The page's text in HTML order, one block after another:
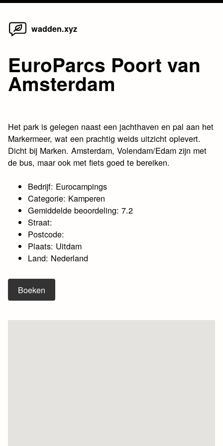
Skip
wadden.xyz
EuroParcs Poort van
Amsterdam
Het park is gelegen naast een jachthaven en pal aan het
Markermeer, wat een prachtig weids uitzicht oplevert.
Dicht bij Marken. Amsterdam, Volendam/Edam zijn met
de bus, maar ook met fiets goed te bereiken.
Bedrijf: Eurocampings
Categorie: Kamperen
Gemiddelde beoordeling: 7.2
Straat:
Postcode:
Plaats: Uitdam
Land: Nederland
Boeken